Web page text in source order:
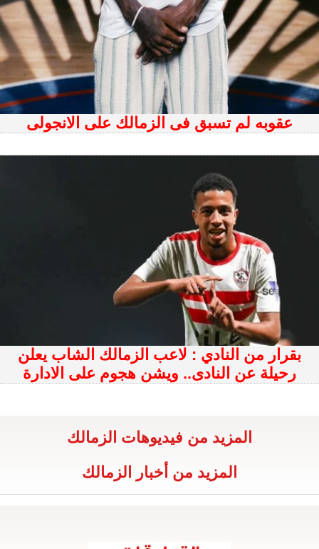
عقوبه لم تسبق فى الزمالك على الانجولى
بقرار من النادي : لاعب الزمالك الشاب يعلن
رحيلة عن النادى.. ويشن هجوم على الادارة
المزيد من فيديوهات الزمالك
المزيد من أخبار الزمالك